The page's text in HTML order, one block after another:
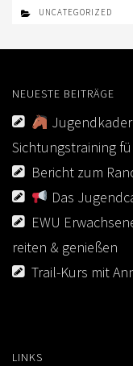
UNCATEGORIZED
NEUESTE BEITRÄGE
Sichtungstraining
Bericht zum
Das
EWU
reiten & genießen
Trail-Kurs mit
LINKS